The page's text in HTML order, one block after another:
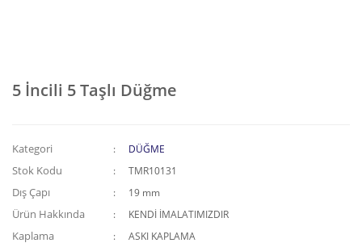
5 İncili 5 Taşlı Düğme
Kategori DÜĞME
Stok Kodu TMR10131
Dış Çapı 19 mm
Ürün Hakkında KENDİ İMALATIMIZDIR
Kaplama ASKI KAPLAMA